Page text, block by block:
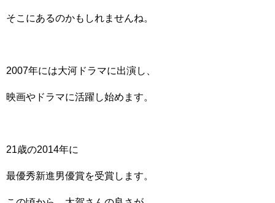
そこにあるのかもしれませんね。
2007年には大河ドラマに出演し、
映画やドラマに活躍し始めます。
21歳の2014年に
最優秀新進男優賞を受賞します。